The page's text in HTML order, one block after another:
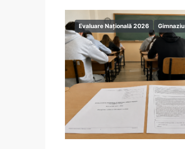
Evaluare Națională 2026 Gimnaziu